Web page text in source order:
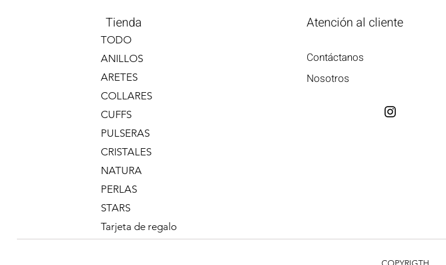
Anillo Triple
Precio
$400.00
Tienda
TODO
ANILLOS
ARETES
COLLARES
CUFFS
PULSERAS
CRISTALES
NATURA
PERLAS
STARS
Tarjeta de regalo
Atención al cliente
Contáctanos
Nosotros